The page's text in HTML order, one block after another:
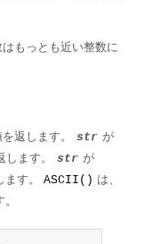
もっとも近い整数に
返します。 str が
します。 str が
ます。 ASCII() は、